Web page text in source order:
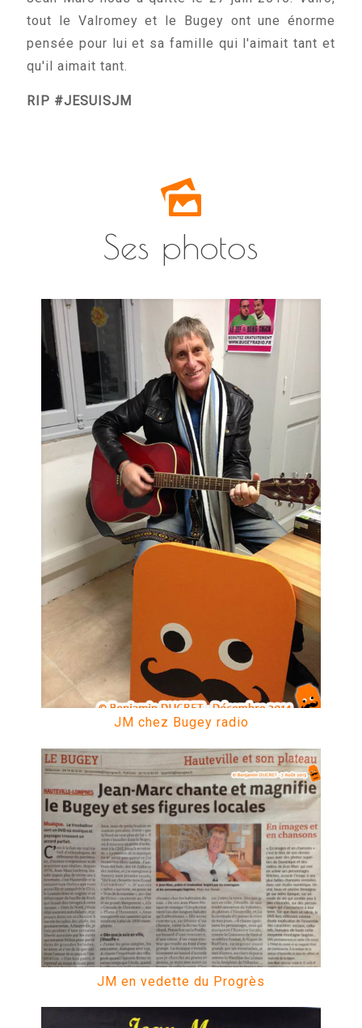
tout le Valromey et le Bugey ont une énorme
pensée pour lui et sa famille qui l'aimait tant et
qu'il aimait tant.
RIP #JESUISJM
Ses photos
JM chez Bugey radio
JM en vedette du Progrès